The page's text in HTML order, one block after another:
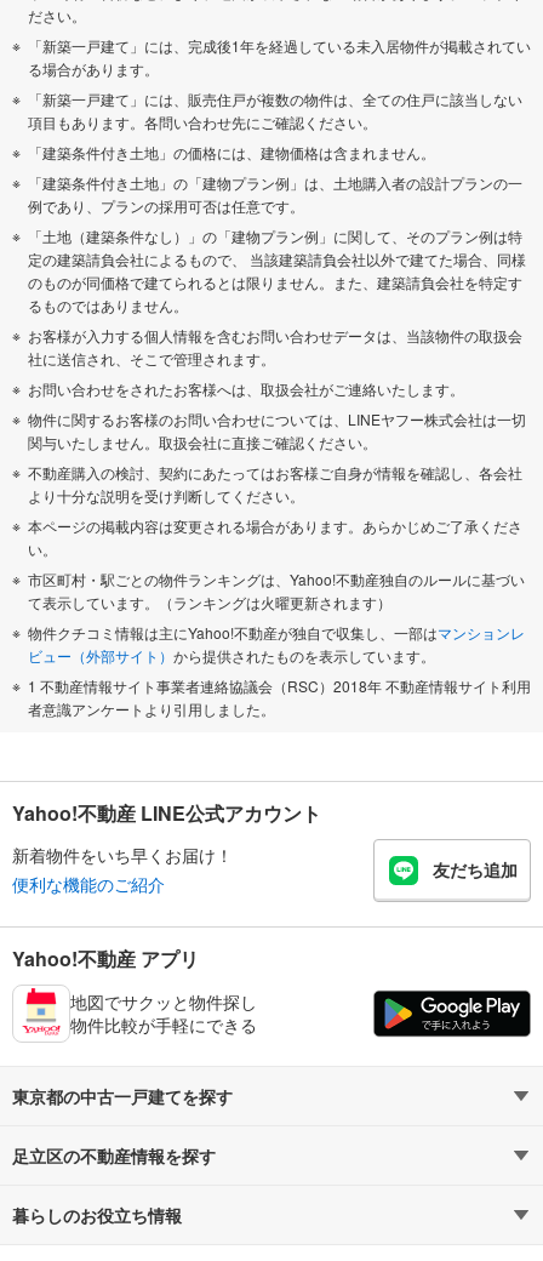
ださい。
「新築一戸建て」には、完成後1年を経過している未入居物件が掲載されてい
る場合があります。
「新築一戸建て」には、販売住戸が複数の物件は、全ての住戸に該当しない
項目もあります。各問い合わせ先にご確認ください。
「建築条件付き土地」の価格には、建物価格は含まれません。
「建築条件付き土地」の「建物プラン例」は、土地購入者の設計プランの一
例であり、プランの採用可否は任意です。
「土地（建築条件なし）」の「建物プラン例」に関して、そのプラン例は特
定の建築請負会社によるもので、 当該建築請負会社以外で建てた場合、同様
のものが同価格で建てられるとは限りません。また、建築請負会社を特定す
るものではありません。
お客様が入力する個人情報を含むお問い合わせデータは、当該物件の取扱会
社に送信され、そこで管理されます。
お問い合わせをされたお客様へは、取扱会社がご連絡いたします。
物件に関するお客様のお問い合わせについては、LINEヤフー株式会社は一切
関与いたしません。取扱会社に直接ご確認ください。
不動産購入の検討、契約にあたってはお客様ご自身が情報を確認し、各会社
より十分な説明を受け判断してください。
本ページの掲載内容は変更される場合があります。あらかじめご了承くださ
い。
市区町村・駅ごとの物件ランキングは、Yahoo!不動産独自のルールに基づい
て表示しています。（ランキングは火曜更新されます）
物件クチコミ情報は主にYahoo!不動産が独自で収集し、一部はマンションレ
ビュー（外部サイト） から提供されたものを表示しています。
1 不動産情報サイト事業者連絡協議会（RSC）2018年 不動産情報サイト利用
者意識アンケートより引用しました。
Yahoo!不動産 LINE公式アカウント
新着物件をいち早くお届け！
便利な機能のご紹介
友だち追加
Yahoo!不動産 アプリ
地図でサクッと物件探し
物件比較が手軽にできる
東京都の中古一戸建てを探す
路線・駅から探す
通勤・通学時間から探す
足立区の不動産情報を探す
不動産・住宅
暮らしのお役立ち情報